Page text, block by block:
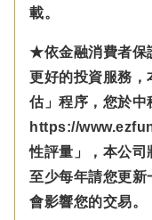
載。
★依金融消費者保
更好的投資服務，
估」程序，您於中
https://
性評量」，本公司
至少每年請您更新
會影響您的交易。